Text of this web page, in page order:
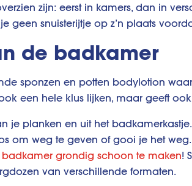
zijn: eerst in kamers, dan in
geen snuisterijtje op z’n plaats
de badkamer
sponzen en potten bodylotion
een hele klus lijken, maar geeft
planken en uit het
om weg te geven of gooi je het
grondig schoon te maken!
van verschillende formaten.